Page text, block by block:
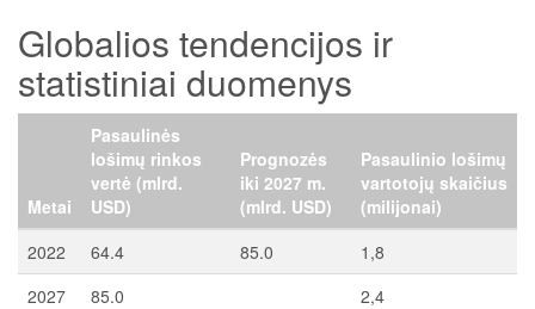
Globalios tendencijos ir
statistiniai duomenys
Metai
Pasaulinės
lošimų rinkos
vertė (mlrd.
USD)
Prognozės
iki 2027 m.
(mlrd. USD)
Pasaulinio lošimų
vartotojų skaičius
(milijonai)
2022
64.4 85.0
1,8
2027
85.0 2,4